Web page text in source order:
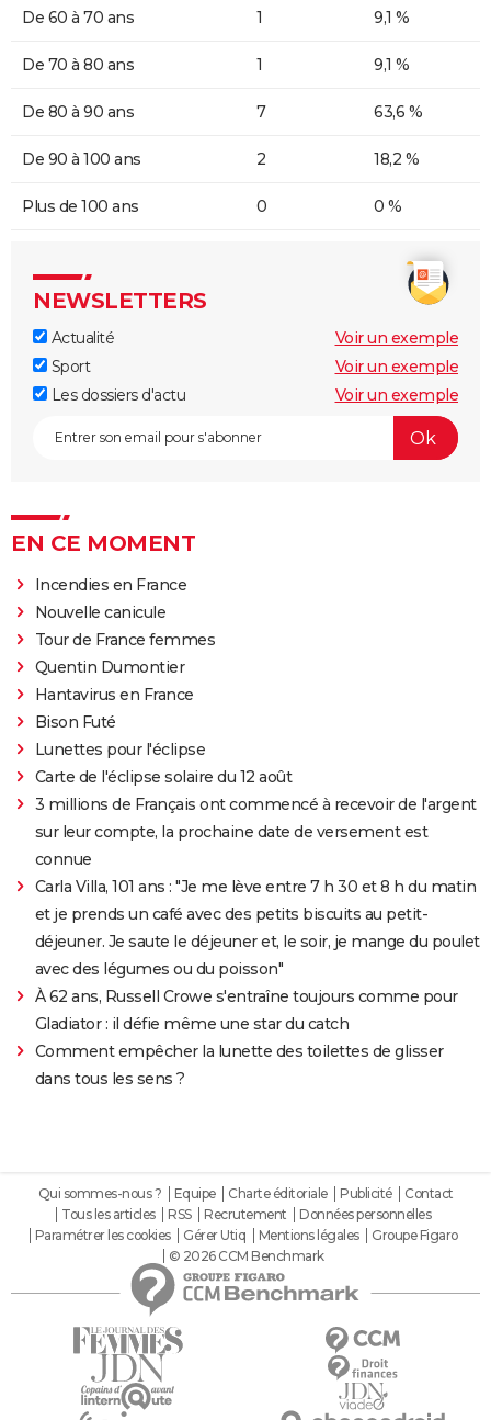
De 60 à 70 ans 1 9,1 %
De 70 à 80 ans 1 9,1 %
De 80 à 90 ans 7 63,6 %
De 90 à 100 ans 2 18,2 %
Plus de 100 ans 0 0 %
NEWSLETTERS
Actualité
Voir un exemple
Sport
Voir un exemple
Les dossiers d'actu
Voir un exemple
EN CE MOMENT
Incendies en France
Nouvelle canicule
Tour de France femmes
Quentin Dumontier
Hantavirus en France
Bison Futé
Lunettes pour l'éclipse
Carte de l'éclipse solaire du 12 août
3 millions de Français ont commencé à recevoir de l'argent
sur leur compte, la prochaine date de versement est
connue
Carla Villa, 101 ans : "Je me lève entre 7 h 30 et 8 h du matin
et je prends un café avec des petits biscuits au petit-
déjeuner. Je saute le déjeuner et, le soir, je mange du poulet
avec des légumes ou du poisson"
À 62 ans, Russell Crowe s'entraîne toujours comme pour
Gladiator : il défie même une star du catch
Comment empêcher la lunette des toilettes de glisser
dans tous les sens ?
Qui sommes-nous ? Equipe Charte éditoriale Publicité
Contact
Tous les articles
RSS Recrutement
Données personnelles
Paramétrer les cookies
Gérer Utiq Mentions légales
Groupe Figaro
© 2026 CCM Benchmark